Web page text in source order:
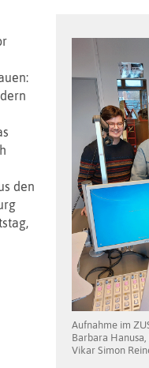
den
Aufnahme im
Barbara Hanusa,
Vikar Simon